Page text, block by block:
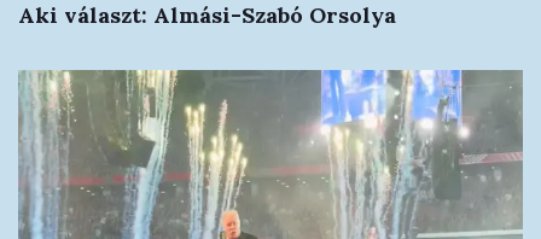
Aki választ: Almási-Szabó Orsolya